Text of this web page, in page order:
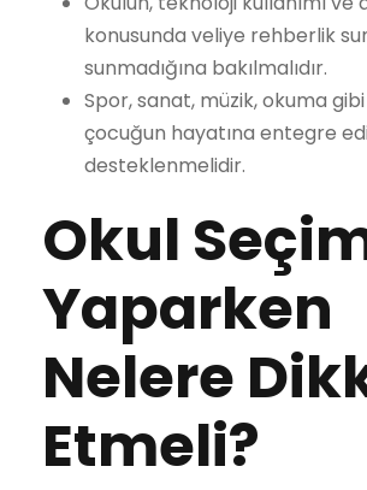
konusunda veliye rehberlik
sunmadığına bakılmalıdır.
Spor, sanat, müzik, okuma
çocuğun hayatına entegre
desteklenmelidir.
Okul
Yaparken
Nelere
Etmeli?